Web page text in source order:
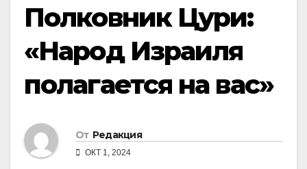
Полковник Цури:
«Народ Израиля
полагается на вас»
От Редакция
ОКТ 1, 2024